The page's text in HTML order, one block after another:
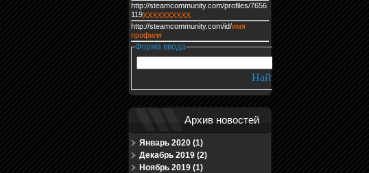
http://steamcommunity.com/profiles/7656
119XXXXXXXXXX
http://steamcommunity.com/id/имя
профиля
Форма ввода
Архив новостей
Январь 2020 (1)
Декабрь 2019 (2)
Ноябрь 2019 (1)